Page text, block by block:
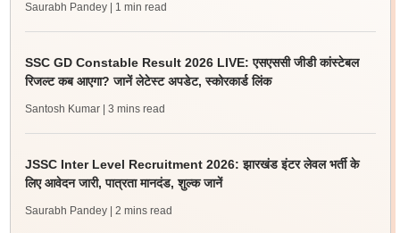
Saurabh Pandey | 1 min read
SSC GD Constable Result 2026 LIVE: एसएससी जीडी कांस्टेबल
रिजल्ट कब आएगा? जानें लेटेस्ट अपडेट, स्कोरकार्ड लिंक
Santosh Kumar | 3 mins read
JSSC Inter Level Recruitment 2026: झारखंड इंटर लेवल भर्ती के
लिए आवेदन जारी, पात्रता मानदंड, शुल्क जानें
Saurabh Pandey | 2 mins read